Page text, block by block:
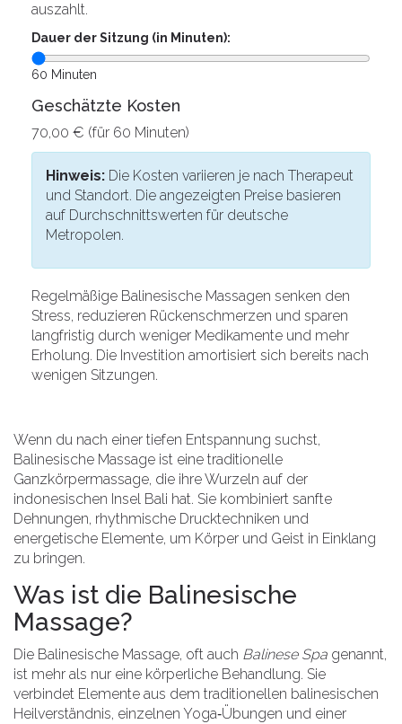
auszahlt.
Dauer der Sitzung (in Minuten):
60 Minuten
Geschätzte Kosten
70,00 € (für 60 Minuten)
Hinweis: Die Kosten variieren je nach Therapeut
und Standort. Die angezeigten Preise basieren
auf Durchschnittswerten für deutsche
Metropolen.
Regelmäßige Balinesische Massagen senken den
Stress, reduzieren Rückenschmerzen und sparen
langfristig durch weniger Medikamente und mehr
Erholung. Die Investition amortisiert sich bereits nach
wenigen Sitzungen.
Wenn du nach einer tiefen Entspannung suchst,
Balinesische Massage ist eine traditionelle
Ganzkörpermassage, die ihre Wurzeln auf der
indonesischen Insel Bali hat. Sie kombiniert sanfte
Dehnungen, rhythmische Drucktechniken und
energetische Elemente, um Körper und Geist in Einklang
zu bringen.
Was ist die Balinesische
Massage?
Die Balinesische Massage, oft auch Balinese Spa genannt,
ist mehr als nur eine körperliche Behandlung. Sie
verbindet Elemente aus dem traditionellen balinesischen
Heilverständnis, einzelnen Yoga‑Übungen und einer